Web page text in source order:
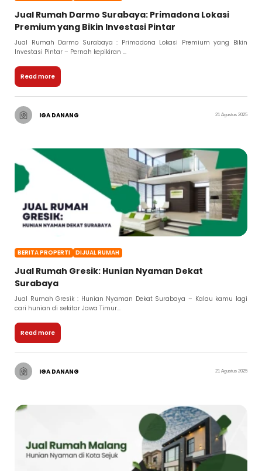
Jual Rumah Darmo Surabaya: Primadona Lokasi
Premium yang Bikin Investasi Pintar
Jual Rumah Darmo Surabaya : Primadona Lokasi Premium yang Bikin
Investasi Pintar – Pernah kepikiran ...
Read more
IGA DANANG 21 Agustus 2025
BERITA PROPERTI DIJUAL RUMAH
Jual Rumah Gresik: Hunian Nyaman Dekat
Surabaya
Jual Rumah Gresik : Hunian Nyaman Dekat Surabaya – Kalau kamu lagi
cari hunian di sekitar Jawa Timur...
Read more
IGA DANANG 21 Agustus 2025